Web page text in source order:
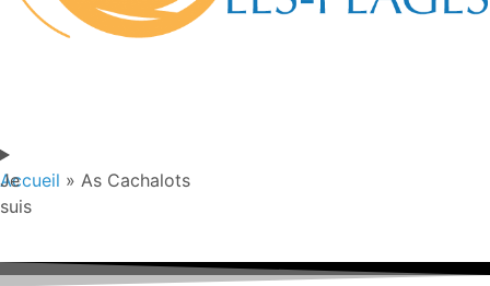
Je
suis
Accueil » As Cachalots